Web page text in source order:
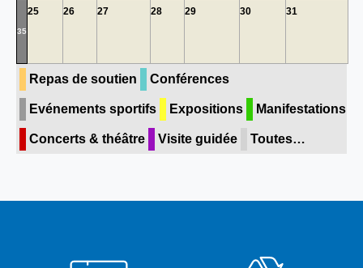
35
25 26 27 28 29 30 31
Repas de soutien Conférences
Evénements sportifs Expositions Manifestations
Concerts & théâtre Visite guidée Toutes…